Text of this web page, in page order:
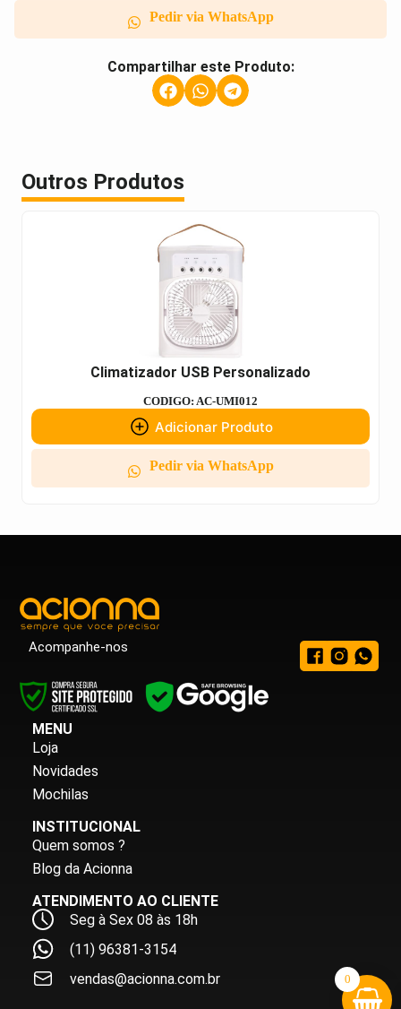
Pedir via WhatsApp
Compartilhar este Produto:
Outros Produtos
Climatizador USB Personalizado
CODIGO: AC-UMI012
Adicionar Produto
Pedir via WhatsApp
Acompanhe-nos
MENU
Loja
Novidades
Mochilas
INSTITUCIONAL
Quem somos ?
Blog da Acionna
ATENDIMENTO AO CLIENTE
Seg à Sex 08 às 18h
(11) 96381-3154
vendas@acionna.com.br
0